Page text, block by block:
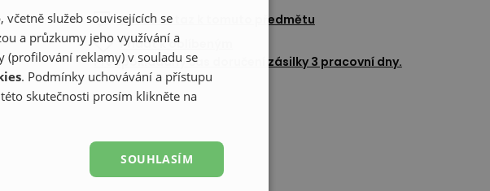
Zadat dotaz k tomuto předmětu
Přidat k oblíbeným
Předpokládaný čas doručení zásilky 3 pracovní dny.
služeb souvisejících se
a průzkumy jeho využívání a
(profilování reklamy) v souladu se
. Podmínky uchovávání a přístupu
skutečnosti prosím klikněte na
SOUHLASÍM